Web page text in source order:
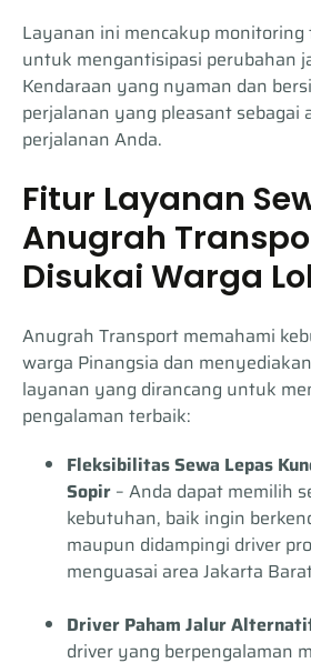
Layanan ini mencakup
untuk mengantisipasi perubahan
Kendaraan yang nyaman dan
perjalanan yang pleasant sebagai
perjalanan Anda.
Fitur Layanan
Anugrah
Disukai Warga
Anugrah Transport memahami
warga Pinangsia dan
layanan yang dirancang untuk
pengalaman terbaik:
Fleksibilitas Sewa Lepas
Sopir – Anda dapat memilih
kebutuhan, baik ingin
maupun didampingi driver
menguasai area Jakarta
Driver Paham Jalur
driver yang berpengalaman